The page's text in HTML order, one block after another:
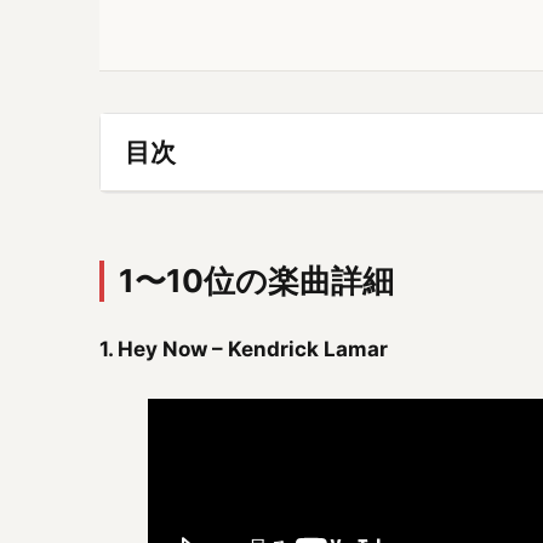
目次
1〜10位の楽曲詳細
1. Hey Now – Kendrick Lamar